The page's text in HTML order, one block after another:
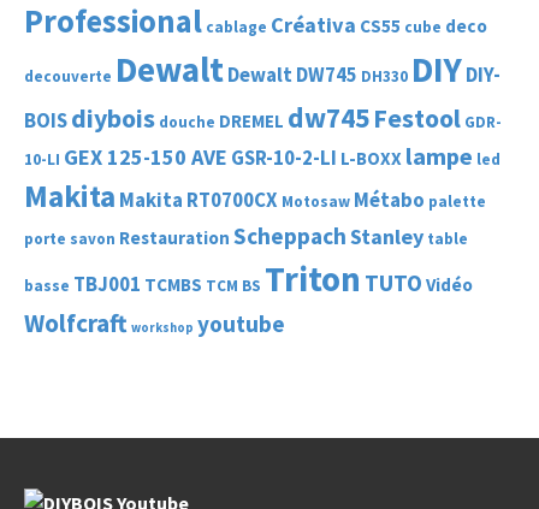
Professional cablage Créativa CS55 cube deco
decouverte DewaltDewalt DW745 DH330 DIYDIY-
BOISdiybois douche DREMEL dw745Festool GDR-
10-LI GEX 125-150 AVE GSR-10-2-LI L-BOXX lampe led
Makita Makita RT0700CX Motosaw Métabo palette
porte savon Restauration ScheppachStanley table
basse TBJ001 TCMBS TCM BS Triton TUTO Vidéo
Wolfcraft workshop youtube